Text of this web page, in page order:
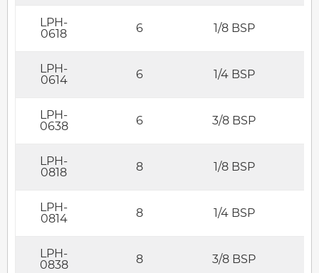
LPH-
0618
6 1/8 BSP
LPH-
0614
6 1/4 BSP
LPH-
0638
6 3/8 BSP
LPH-
0818
8 1/8 BSP
LPH-
0814
8 1/4 BSP
LPH-
0838
8 3/8 BSP